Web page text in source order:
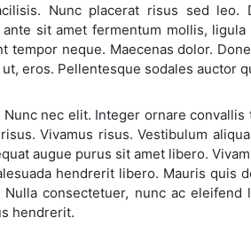
Nunc placerat risus sed
ante sit amet fermentum mollis,
tempor neque. Maecenas dolor.
eros. Pellentesque sodales auctor
Nunc nec elit. Integer ornare
Vivamus risus. Vestibulum
augue purus sit amet libero.
hendrerit libero. Mauris quis
Nulla consectetuer, nunc ac
hendrerit.